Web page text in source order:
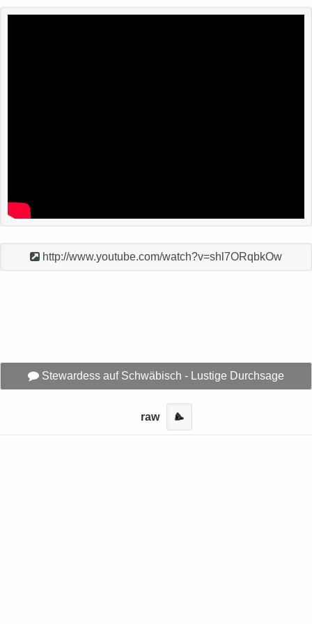
http://www.youtube.com/watch?v=shl7ORqbkOw
Stewardess auf Schwäbisch - Lustige Durchsage
raw